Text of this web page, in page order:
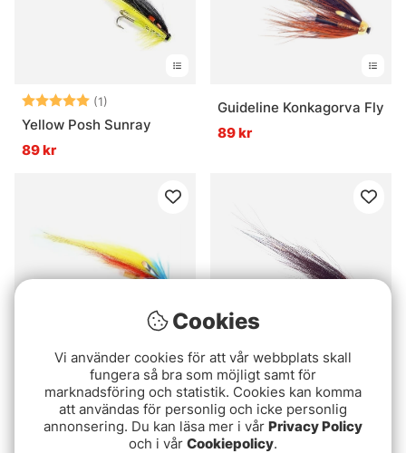
Betyg: (1)
5.0 utav 5 stjärnor
Yellow Posh Sunray
89 kr
Guideline Konkagorva Fly
89 kr
Guideline Silvakon Fly
89 kr
Cookies
Vi använder cookies för att vår webbplats skall
fungera så bra som möjligt samt för
marknadsföring och statistik. Cookies kan komma
att användas för personlig och icke personlig
annonsering. Du kan läsa mer i vår Privacy Policy
och i vår Cookiepolicy.